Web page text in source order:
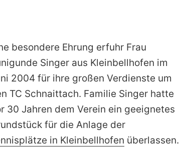
besondere Ehrung erfuhr Frau
Singer aus Kleinbellhofen im
2004 für ihre großen Verdienste um
TC Schnaittach. Familie Singer hatte
30 Jahren dem Verein ein geeignetes
für die Anlage der
in Kleinbellhofen überlassen.